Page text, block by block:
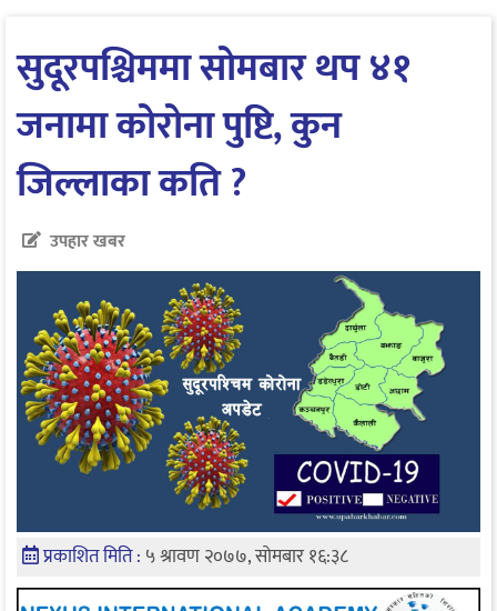
सुदूरपश्चिममा सोमबार थप ४१
जनामा कोरोना पुष्टि, कुन
जिल्लाका कति ?
उपहार खबर
प्रकाशित मिति : ५ श्रावण २०७७, सोमबार १६:३८